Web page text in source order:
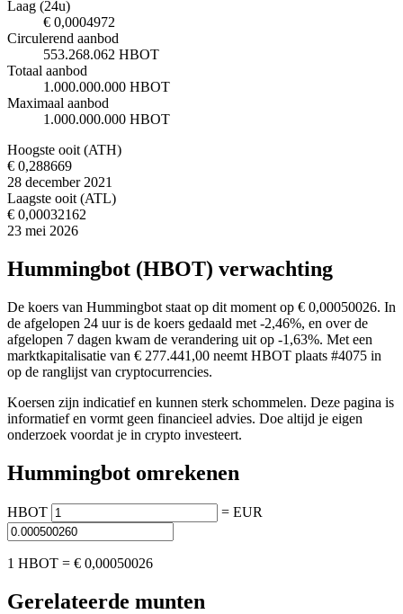
Laag (24u)
€ 0,0004972
Circulerend aanbod
553.268.062 HBOT
Totaal aanbod
1.000.000.000 HBOT
Maximaal aanbod
1.000.000.000 HBOT
Hoogste ooit (ATH)
€ 0,288669
28 december 2021
Laagste ooit (ATL)
€ 0,00032162
23 mei 2026
Hummingbot (HBOT) verwachting
De koers van Hummingbot staat op dit moment op € 0,00050026. In
de afgelopen 24 uur is de koers gedaald met -2,46%, en over de
afgelopen 7 dagen kwam de verandering uit op -1,63%. Met een
marktkapitalisatie van € 277.441,00 neemt HBOT plaats #4075 in
op de ranglijst van cryptocurrencies.
Koersen zijn indicatief en kunnen sterk schommelen. Deze pagina is
informatief en vormt geen financieel advies. Doe altijd je eigen
onderzoek voordat je in crypto investeert.
Hummingbot omrekenen
HBOT = EUR
1 HBOT = € 0,00050026
Gerelateerde munten